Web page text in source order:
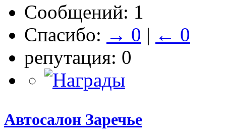
Сообщений: 1
Спасибо: → 0 | ← 0
репутация: 0
Автосалон Заречье